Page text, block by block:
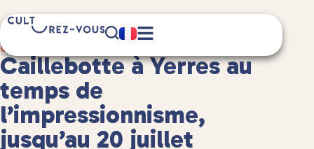
Culture
6 minute(s) de lecture
Caillebotte à Yerres au
temps de
l’impressionnisme,
jusqu’au 20 juillet